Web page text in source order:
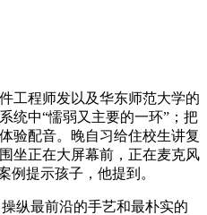
程师发以及华东师范大学的
统中“懦弱又主要的一环”；把
验配音。晚自习给住校生讲复
坐正在大屏幕前，正在麦克风
例提示孩子，他提到。
纵最前沿的手艺和最朴实的